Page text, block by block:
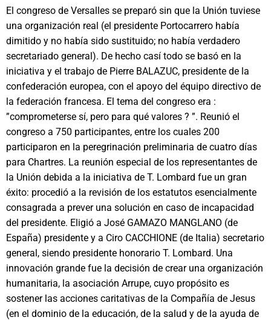
El congreso de Versalles se preparó sin que la Unión tuviese
una organización real (el presidente Portocarrero había
dimitido y no había sido sustituido; no había verdadero
secretariado general). De hecho casí todo se basó en la
iniciativa y el trabajo de Pierre BALAZUC, presidente de la
confederación europea, con el apoyo del équipo directivo de
la federación francesa. El tema del congreso era :
”comprometerse sí, pero para qué valores ? ”. Reunió el
congreso a 750 participantes, entre los cuales 200
participaron en la peregrinación preliminaria de cuatro días
para Chartres. La reunión especial de los representantes de
la Unión debida a la iniciativa de T. Lombard fue un gran
éxito: procedió a la revisión de los estatutos esencialmente
consagrada a prever una solución en caso de incapacidad
del presidente. Eligió a José GAMAZO MANGLANO (de
España) presidente y a Ciro CACCHIONE (de Italia) secretario
general, siendo presidente honorario T. Lombard. Una
innovación grande fue la decisión de crear una organización
humanitaria, la asociación Arrupe, cuyo propósito es
sostener las acciones caritativas de la Compañía de Jesus
(en el dominio de la educación, de la salud y de la ayuda de